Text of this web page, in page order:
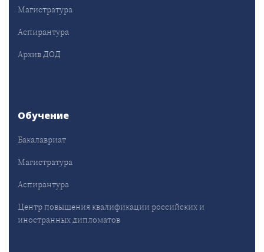
Магистратура
Аспирантура
Архив ДОД
Обучение
Бакалавриат
Магистратура
Аспирантура
Центр повышения квалификации российских и
иностранных дипломатов